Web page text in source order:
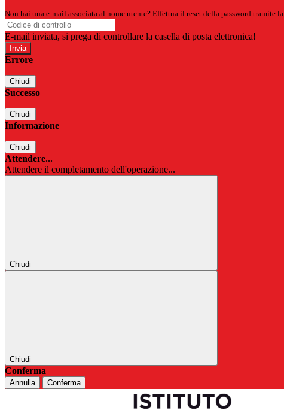
Non hai una e-mail associata al nome utente? Effettua il reset della password tramite la
E-mail inviata, si prega di controllare la casella di posta elettronica!
Errore
Chiudi
Successo
Chiudi
Informazione
Chiudi
Attendere...
Attendere il completamento dell'operazione...
Chiudi
Chiudi
Conferma
Annulla Conferma